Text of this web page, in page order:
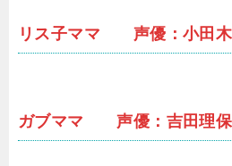
リス子ママ 声優：小田
ガブママ 声優：吉田理